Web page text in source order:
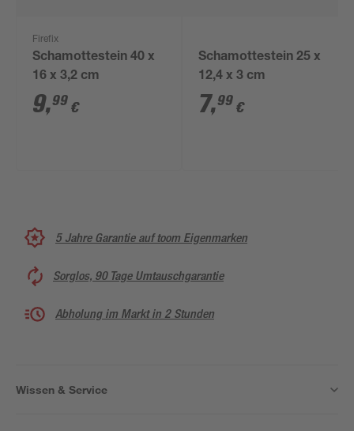
Firefix
Schamottestein 40 x
16 x 3,2 cm
9,99 €
Schamottestein 25 x
12,4 x 3 cm
7,99 €
5 Jahre Garantie auf toom Eigenmarken
Sorglos, 90 Tage Umtauschgarantie
Abholung im Markt in 2 Stunden
Wissen & Service